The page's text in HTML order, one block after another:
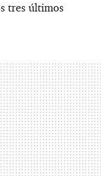
tres últimos